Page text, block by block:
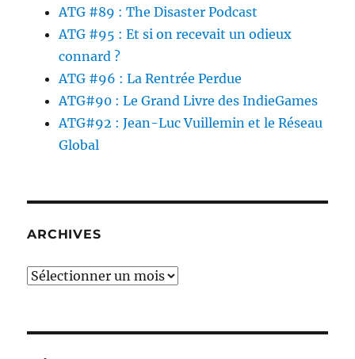
ATG #89 : The Disaster Podcast
ATG #95 : Et si on recevait un odieux
connard ?
ATG #96 : La Rentrée Perdue
ATG#90 : Le Grand Livre des IndieGames
ATG#92 : Jean-Luc Vuillemin et le Réseau
Global
ARCHIVES
Archives